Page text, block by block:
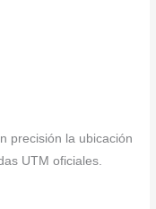
precisión la ubicación
UTM oficiales.